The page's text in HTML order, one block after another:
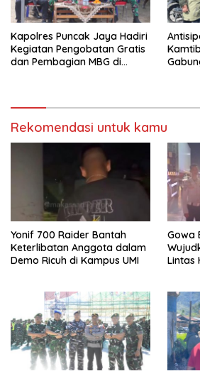
Kapolres Puncak Jaya Hadiri
Kegiatan Pengobatan Gratis
dan Pembagian MBG di
Rekomendasi untuk kamu
Yonif 700 Raider Bantah
Keterlibatan Anggota dalam
Demo Ricuh di Kampus UMI
Gowa
Lintas